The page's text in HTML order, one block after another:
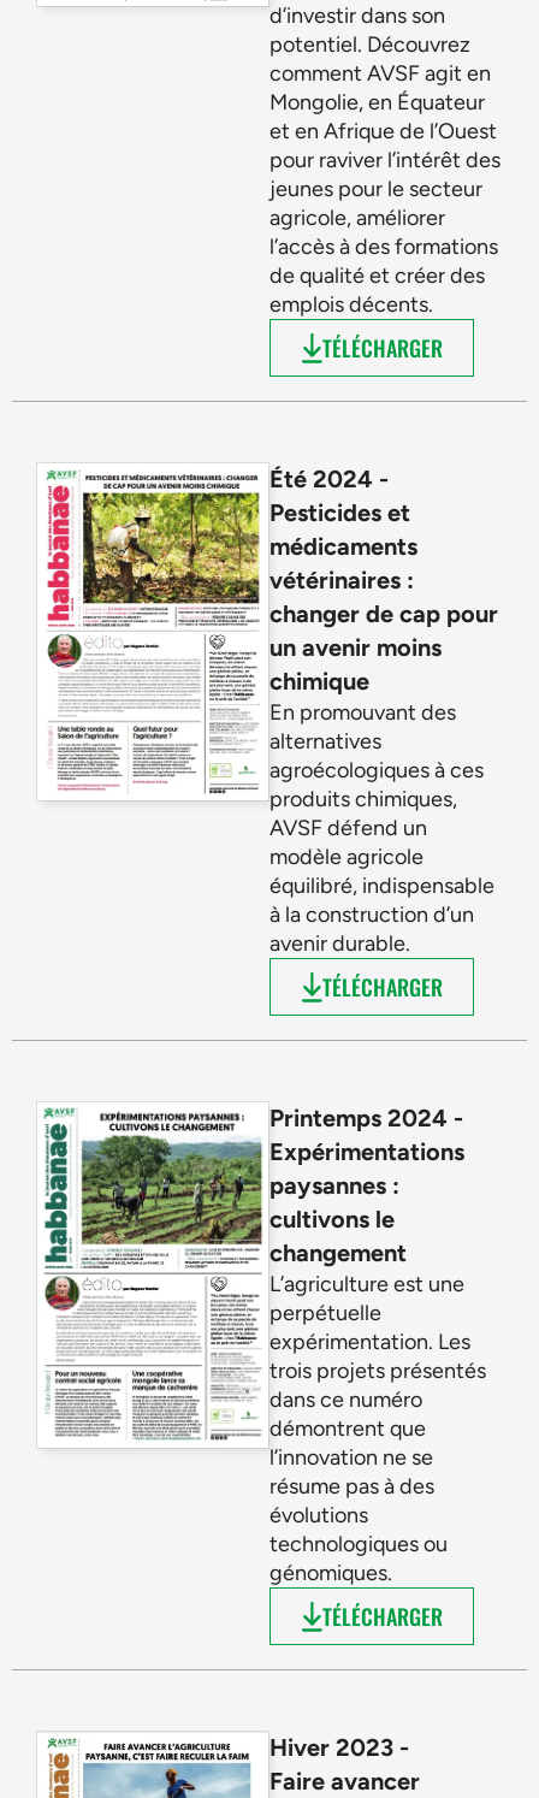
d’investir dans son
potentiel. Découvrez
comment AVSF agit en
Mongolie, en Équateur
et en Afrique de l’Ouest
pour raviver l’intérêt des
jeunes pour le secteur
agricole, améliorer
l’accès à des formations
de qualité et créer des
emplois décents.
TÉLÉCHARGER
Été 2024 -
Pesticides et
médicaments
vétérinaires :
changer de cap pour
un avenir moins
chimique
En promouvant des
alternatives
agroécologiques à ces
produits chimiques,
AVSF défend un
modèle agricole
équilibré, indispensable
à la construction d’un
avenir durable.
TÉLÉCHARGER
Printemps 2024 -
Expérimentations
paysannes :
cultivons le
changement
L’agriculture est une
perpétuelle
expérimentation. Les
trois projets présentés
dans ce numéro
démontrent que
l’innovation ne se
résume pas à des
évolutions
technologiques ou
génomiques.
TÉLÉCHARGER
Hiver 2023 -
Faire avancer